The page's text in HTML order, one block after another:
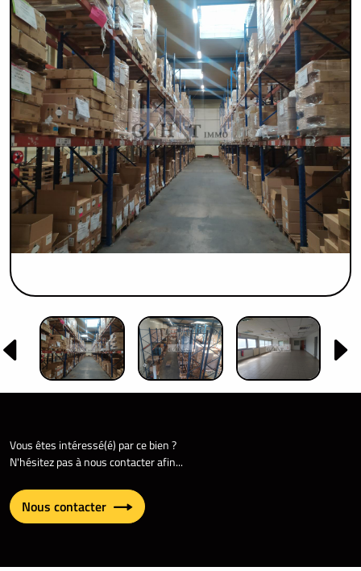
Vous êtes intéressé(é) par ce bien ?
N'hésitez pas à nous contacter afin...
Nous contacter